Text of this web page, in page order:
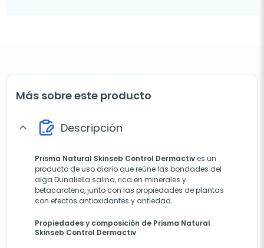
Más sobre este producto
expand_more Descripción
Prisma Natural Skinseb Control Dermactives un
producto de uso diario que reúne las bondades del
alga Dunaliella salina, rica en minerales y
betacaroteno, junto con las propiedades de plantas
con efectos antioxidantes y antiedad.
Propiedades y composición de Prisma Natural
Skinseb Control Dermactiv